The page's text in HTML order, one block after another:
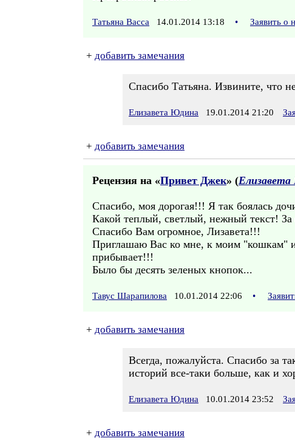
Татьяна Васса 14.01.2014 13:18 • Заявить о
+ добавить замечания
Спасибо Татьяна. Извините, что
Елизавета Юдина 19.01.2014 21:20
+ добавить замечания
Рецензия на «Привет Джек» (
Спасибо, моя дорогая!!! Я так боялась
Какой теплый, светлый, нежный текст!
Спасибо Вам огромное, Лизавета!!!
Приглашаю Вас ко мне, к моим "кошкам"
прибывает!!!
Было бы десять зеленых кнопок...
Тавус Шарапилова 10.01.2014 22:06 •
+ добавить замечания
Всегда, пожалуйста. Спасибо за
историй все-таки больше, как и
Елизавета Юдина 10.01.2014 23:52
+ добавить замечания